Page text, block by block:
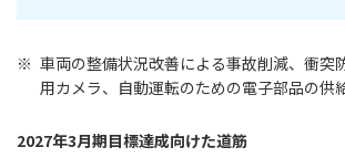
※ 車両の整備状況改善による事故削減、衝突
用カメラ、自動運転のための電子部品の供
2027年3月期目標達成向けた道筋